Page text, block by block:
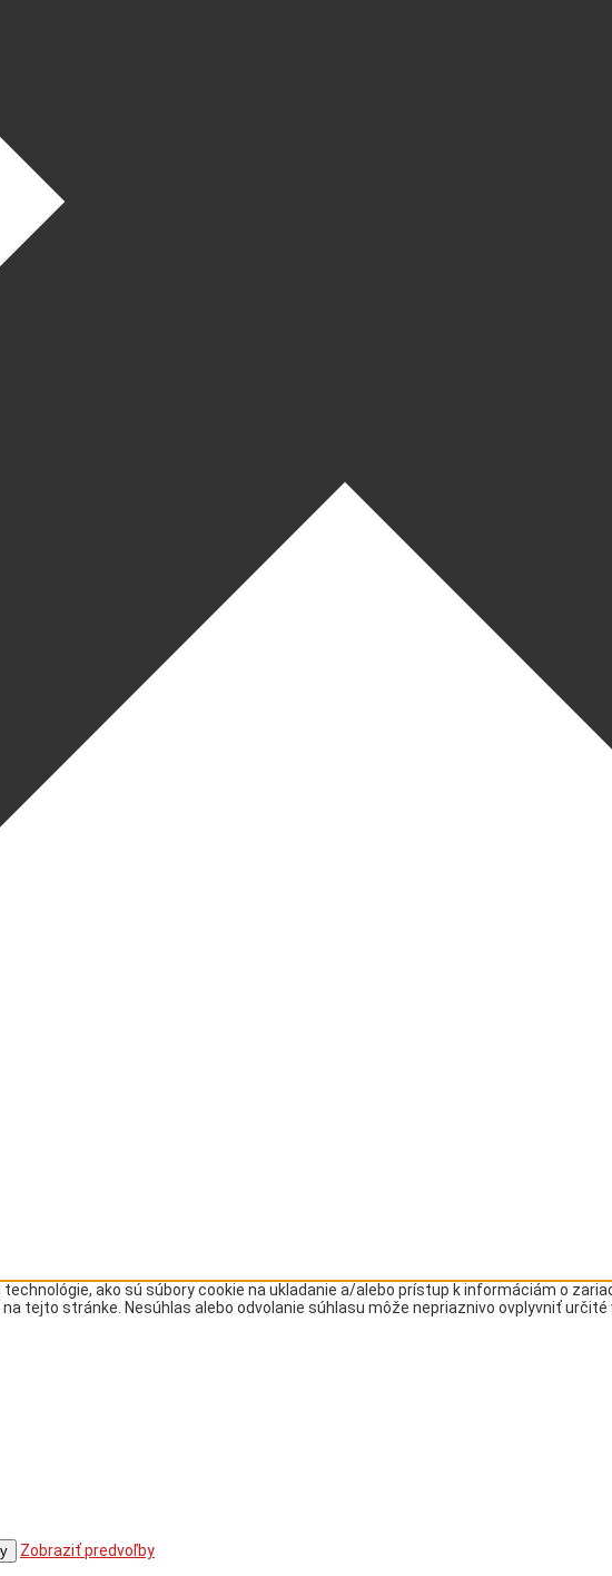
ako sú súbory cookie na ukladanie a/alebo prístup k informáciám o
na tejto stránke. Nesúhlas alebo odvolanie súhlasu môže nepriaznivo ovplyvniť
Zobraziť predvoľby